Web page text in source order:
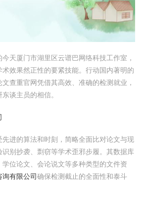
天厦门市湖里区云谱巴网络科技工作室，
效果然正性的要紧技能。行动国内著明的
查重官网凭借其高效、准确的检测就业，
谈主员的相信。
进的算法和时刻，简略全面比对论文与现
别抄袭、剽窃等学术歪邪步履。其数据库
学位论文、会论说文等多种类型的文件资
有限公司确保检测截止的全面性和泰斗